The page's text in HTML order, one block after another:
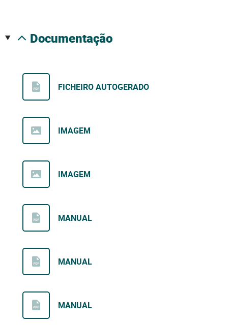
documentação
FICHEIRO AUTOGERADO
IMAGEM
IMAGEM
MANUAL
MANUAL
MANUAL